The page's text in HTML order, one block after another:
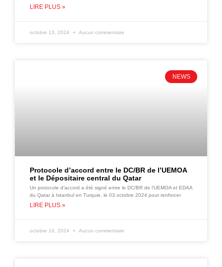
LIRE PLUS »
octobre 13, 2024 Aucun commentaire
NEWS
Protocole d’accord entre le DC/BR de l’UEMOA
et le Dépositaire central du Qatar
Un protocole d’accord a été signé entre le DC/BR de l’UEMOA et EDAA
du Qatar à Istanbul en Turquie, le 03 octobre 2024 pour renforcer
LIRE PLUS »
octobre 10, 2024 Aucun commentaire